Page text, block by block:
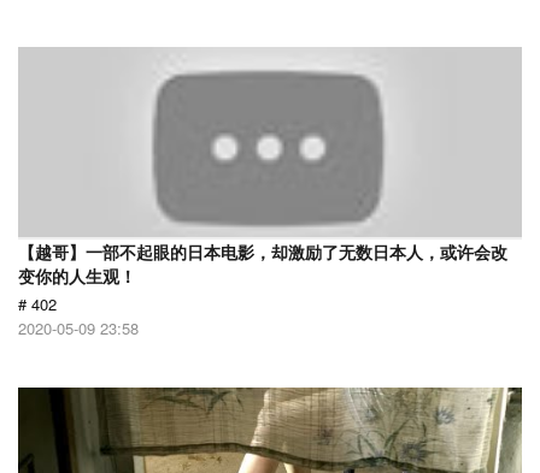
【越哥】一部不起眼的日本电影，却激励了无数日本人，或许会改
变你的人生观！
# 402
2020-05-09 23:58